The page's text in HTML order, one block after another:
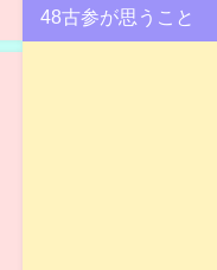
48古参が思うこと